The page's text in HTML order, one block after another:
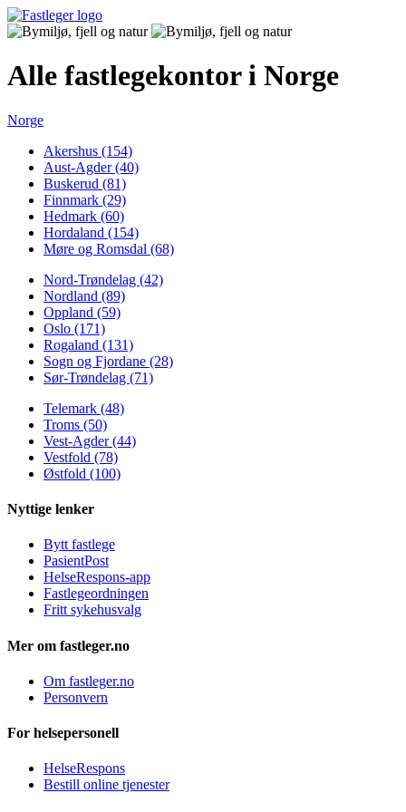
Alle fastlegekontor i Norge
Norge
Akershus (154)
Aust-Agder (40)
Buskerud (81)
Finnmark (29)
Hedmark (60)
Hordaland (154)
Møre og Romsdal (68)
Nord-Trøndelag (42)
Nordland (89)
Oppland (59)
Oslo (171)
Rogaland (131)
Sogn og Fjordane (28)
Sør-Trøndelag (71)
Telemark (48)
Troms (50)
Vest-Agder (44)
Vestfold (78)
Østfold (100)
Nyttige lenker
Bytt fastlege
PasientPost
HelseRespons-app
Fastlegeordningen
Fritt sykehusvalg
Mer om fastleger.no
Om fastleger.no
Personvern
For helsepersonell
HelseRespons
Bestill online tjenester